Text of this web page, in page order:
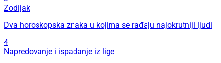
Zodijak
Dva horoskopska znaka u kojima se rađaju najokrutniji ljudi
4
Napredovanje i ispadanje iz lige